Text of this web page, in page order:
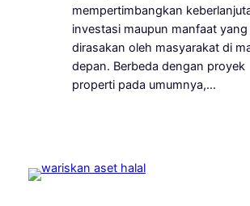
mempertimbangkan
investasi maupun manfaat yang
dirasakan oleh masyarakat di
depan. Berbeda dengan proyek
properti pada umumnya,…